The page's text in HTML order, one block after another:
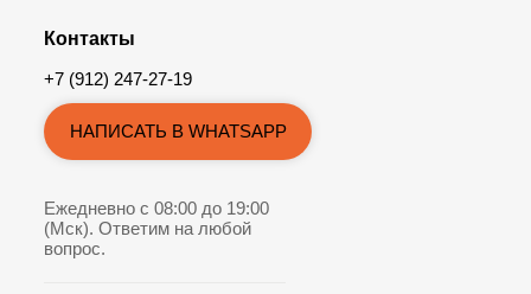
Контакты
+7 (912) 247-27-19
НАПИСАТЬ В WHATSAPP
Ежедневно с 08:00 до 19:00
(Мск). Ответим на любой
вопрос.